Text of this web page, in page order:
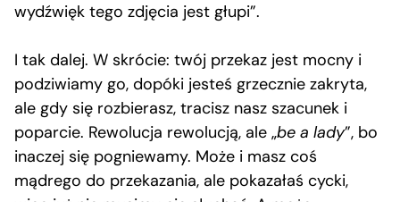
wydźwięk tego zdjęcia jest głupi”.
I tak dalej. W skrócie: twój przekaz jest mocny i
podziwiamy go, dopóki jesteś grzecznie zakryta,
ale gdy się rozbierasz, tracisz nasz szacunek i
poparcie. Rewolucja rewolucją, ale „be a lady”, bo
inaczej się pogniewamy. Może i masz coś
mądrego do przekazania, ale pokazałaś cycki,